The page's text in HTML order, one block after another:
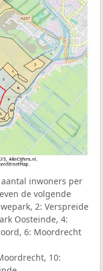
inwoners per
de volgende
2: Verspreide
Oosteinde, 4:
6: Moordrecht
10: